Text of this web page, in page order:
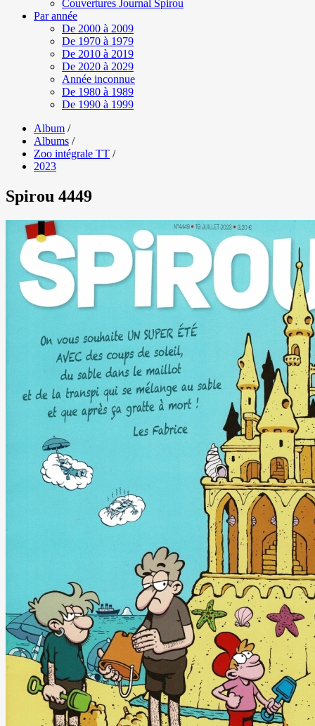
Couvertures Journal Spirou
Par année
De 2000 à 2009
De 1970 à 1979
De 2010 à 2019
De 2020 à 2029
Année inconnue
De 1980 à 1989
De 1990 à 1999
Album /
Albums /
Zoo intégrale TT /
2023
Spirou 4449